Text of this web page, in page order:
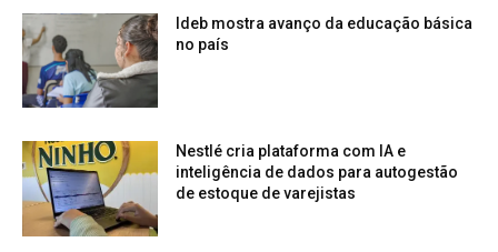
Ideb mostra avanço da educação básica
no país
Nestlé cria plataforma com IA e
inteligência de dados para autogestão
de estoque de varejistas